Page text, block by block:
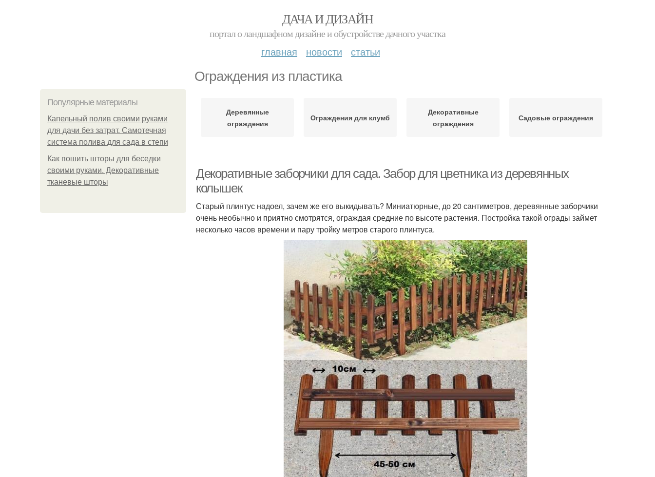
ДАЧА И ДИЗАЙН
портал о ландшафном дизайне и обустройстве дачного участка
главная новости статьи
Ограждения из пластика
Популярные материалы
Капельный полив своими руками
для дачи без затрат. Самотечная
система полива для сада в степи
Как пошить шторы для беседки
своими руками. Декоративные
тканевые шторы
Деревянные
ограждения
Ограждения для клумб
Декоративные
ограждения
Садовые ограждения
Декоративные заборчики для сада. Забор для цветника из деревянных
колышек
Старый плинтус надоел, зачем же его выкидывать? Миниатюрные, до 20 сантиметров, деревянные заборчики
очень необычно и приятно смотрятся, ограждая средние по высоте растения. Постройка такой ограды займет
несколько часов времени и пару тройку метров старого плинтуса.